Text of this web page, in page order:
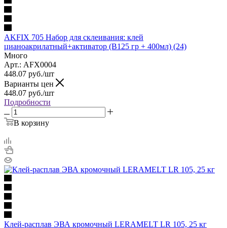
AKFIX 705 Набор для склеивания: клей
цианоакрилатный+активатор (В125 гр + 400мл) (24)
Много
Арт.: AFX0004
448.07 руб./шт
Варианты цен
448.07 руб./шт
Подробности
В корзину
Клей-расплав ЭВА кромочный LERAMELT LR 105, 25 кг